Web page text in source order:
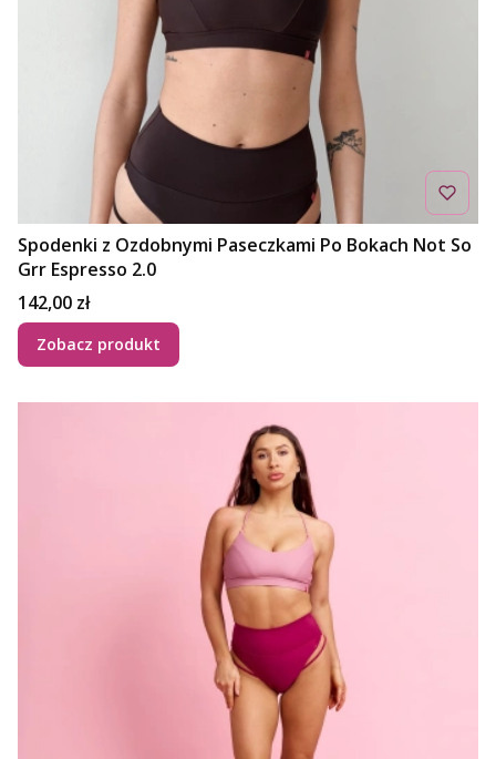
Spodenki z Ozdobnymi Paseczkami Po Bokach Not So
Grr Espresso 2.0
Cena
142,00 zł
Zobacz produkt